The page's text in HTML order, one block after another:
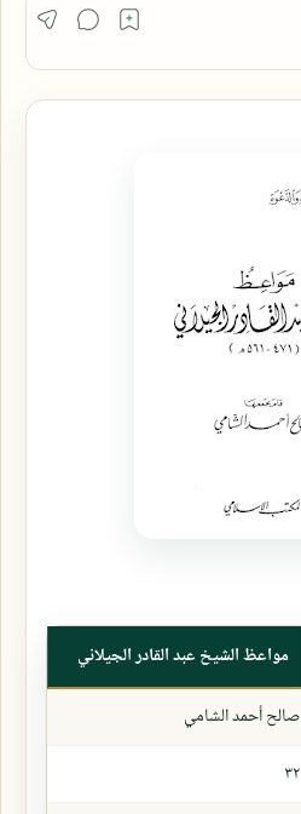
مواعظ الشيخ عبد القادر الجيلاني
صالح أحمد الشامي
٣٢